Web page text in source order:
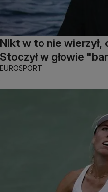
Nikt w to nie wierzył,
Stoczył w głowie
EUROSPORT